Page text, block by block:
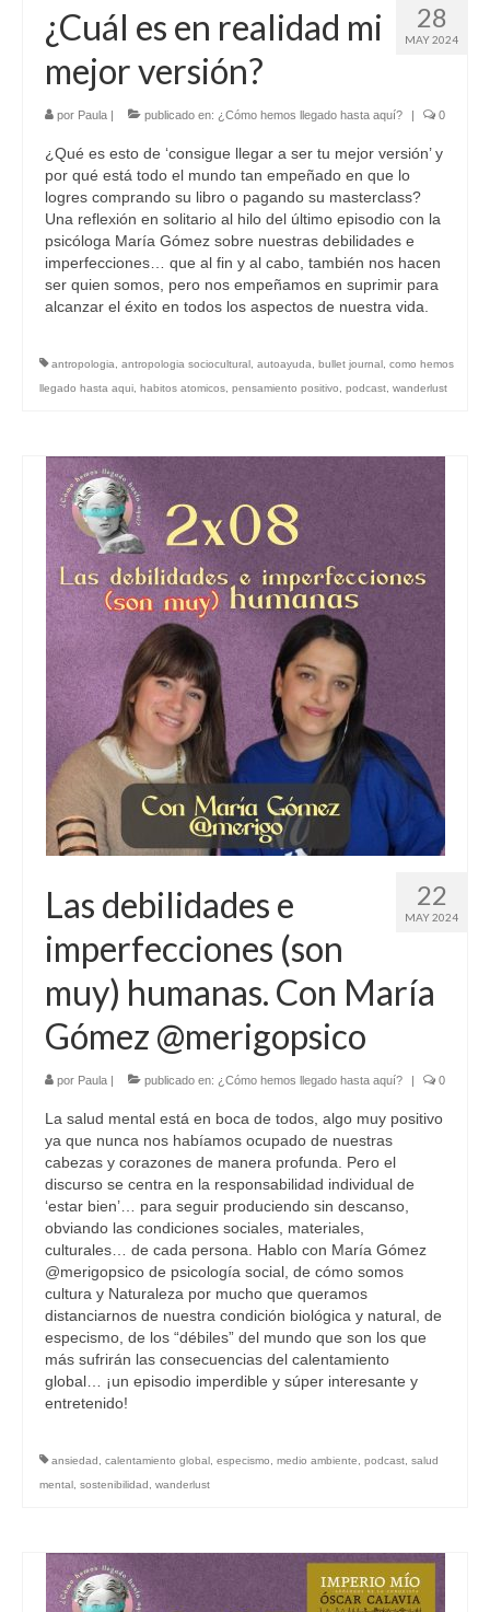
28
MAY 2024
¿Cuál es en realidad mi
mejor versión?
por Paula publicado en: ¿Cómo hemos llegado hasta aquí? 0
¿Qué es esto de ‘consigue llegar a ser tu mejor versión’ y
por qué está todo el mundo tan empeñado en que lo
logres comprando su libro o pagando su masterclass?
Una reflexión en solitario al hilo del último episodio con la
psicóloga María Gómez sobre nuestras debilidades e
imperfecciones… que al fin y al cabo, también nos hacen
ser quien somos, pero nos empeñamos en suprimir para
alcanzar el éxito en todos los aspectos de nuestra vida.
antropologia, antropologia sociocultural , autoayuda, bullet journal , como hemos
llegado hasta aqui, habitos atomicos, pensamiento positivo, podcast, wanderlust
22
MAY 2024
Las debilidades e
imperfecciones (son
muy) humanas. Con María
Gómez @merigopsico
por Paula publicado en: ¿Cómo hemos llegado hasta aquí? 0
La salud mental está en boca de todos, algo muy positivo
ya que nunca nos habíamos ocupado de nuestras
cabezas y corazones de manera profunda. Pero el
discurso se centra en la responsabilidad individual de
‘estar bien’… para seguir produciendo sin descanso,
obviando las condiciones sociales, materiales,
culturales… de cada persona. Hablo con María Gómez
@merigopsico de psicología social, de cómo somos
cultura y Naturaleza por mucho que queramos
distanciarnos de nuestra condición biológica y natural, de
especismo, de los “débiles” del mundo que son los que
más sufrirán las consecuencias del calentamiento
global… ¡un episodio imperdible y súper interesante y
entretenido!
ansiedad , calentamiento global , especismo, medio ambiente, podcast, salud
mental , sostenibilidad , wanderlust